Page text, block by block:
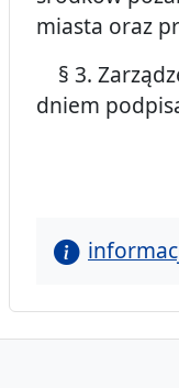
miasta oraz
§ 3.
dniem